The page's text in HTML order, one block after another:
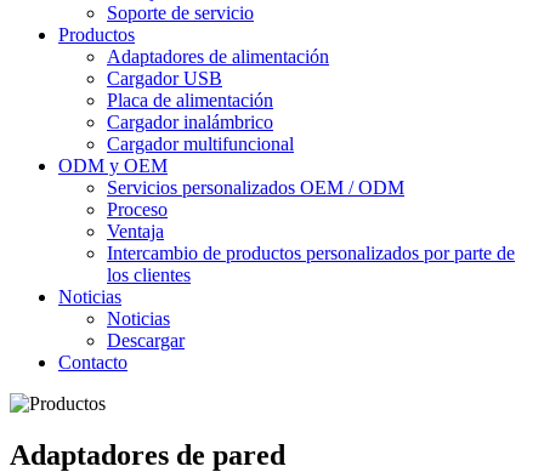
Soporte de servicio
Productos
Adaptadores de alimentación
Cargador USB
Placa de alimentación
Cargador inalámbrico
Cargador multifuncional
ODM y OEM
Servicios personalizados OEM / ODM
Proceso
Ventaja
Intercambio de productos personalizados por parte de
los clientes
Noticias
Noticias
Descargar
Contacto
Adaptadores de pared